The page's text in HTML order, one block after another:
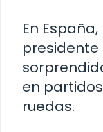
En
presidente
en
ruedas.